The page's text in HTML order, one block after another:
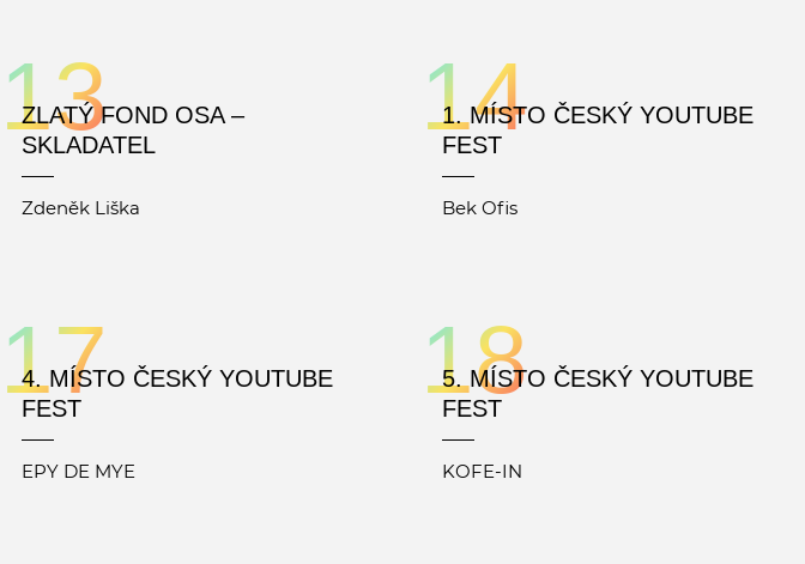
13
ZLATÝ FOND OSA –
SKLADATEL
Zdeněk Liška
14
1. MÍSTO ČESKÝ YOUTUBE
FEST
Bek Ofis
17
4. MÍSTO ČESKÝ YOUTUBE
FEST
EPY DE MYE
18
5. MÍSTO ČESKÝ YOUTUBE
FEST
KOFE-IN